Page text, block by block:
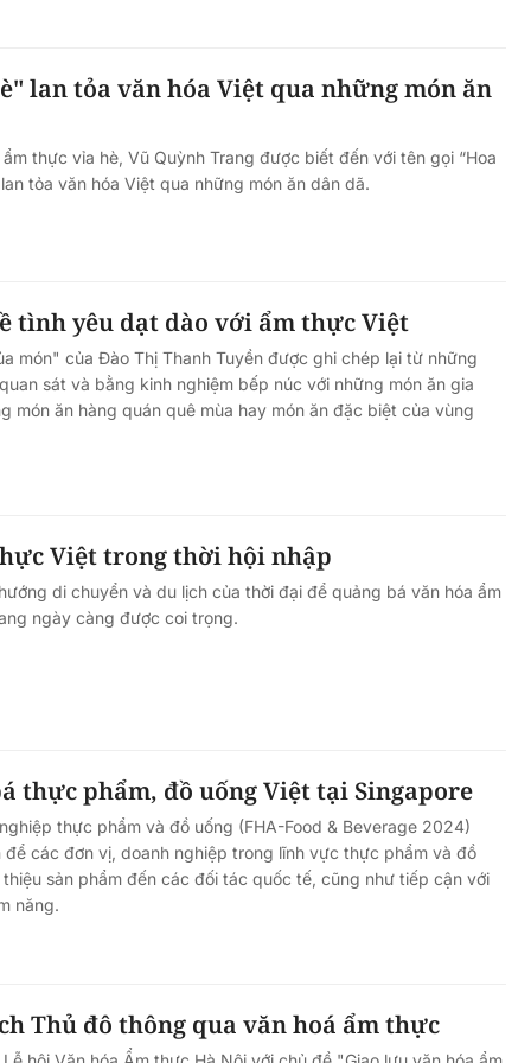
lan tỏa văn hóa Việt qua những món ăn
thực vỉa hè, Vũ Quỳnh Trang được biết đến với tên gọi “Hoa
tỏa văn hóa Việt qua những món ăn dân dã.
tình yêu dạt dào với ẩm thực Việt
món" của Đào Thị Thanh Tuyền được ghi chép lại từ những
sát và bằng kinh nghiệm bếp núc với những món ăn gia
món ăn hàng quán quê mùa hay món ăn đặc biệt của vùng
Việt trong thời hội nhập
di chuyển và du lịch của thời đại để quảng bá văn hóa ẩm
ngày càng được coi trọng.
thực phẩm, đồ uống Việt tại Singapore
thực phẩm và đồ uống (FHA-Food & Beverage 2024)
để các đơn vị, doanh nghiệp trong lĩnh vực thực phẩm và đồ
sản phẩm đến các đối tác quốc tế, cũng như tiếp cận với
năng.
Thủ đô thông qua văn hoá ẩm thực